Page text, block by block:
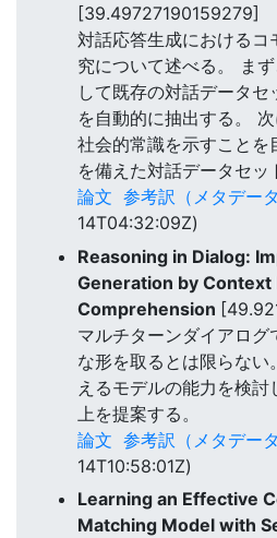
[39.49727190159279]
対話応答生成における
究について述べる。 ま
して既存の対話データ
を自動的に抽出する。
社会的常識を示すこと
を備えた対話データセッ
論文 参考訳（メタデータ
14T04:32:09Z)
Reasoning in Dialog:
Generation by Context
Comprehension
マルチターンダイアログ
な形を取るとは限らな
えるモデルの能力を検
上を提案する。
論文 参考訳（メタデータ
14T10:58:01Z)
Learning an Effective
Matching Model with